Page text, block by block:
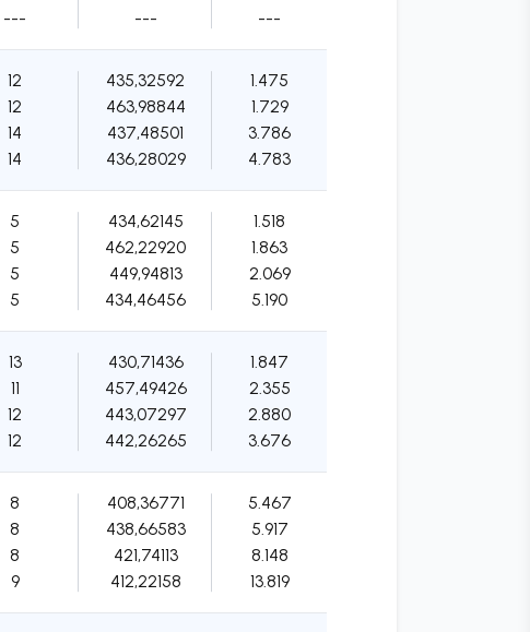
---
---
---
12
12
14
14
435,32592
463,98844
437,48501
436,28029
1.475
1.729
3.786
4.783
5
5
5
5
434,62145
462,22920
449,94813
434,46456
1.518
1.863
2.069
5.190
13
11
12
12
430,71436
457,49426
443,07297
442,26265
1.847
2.355
2.880
3.676
8
8
8
9
408,36771
438,66583
421,74113
412,22158
5.467
5.917
8.148
13.819